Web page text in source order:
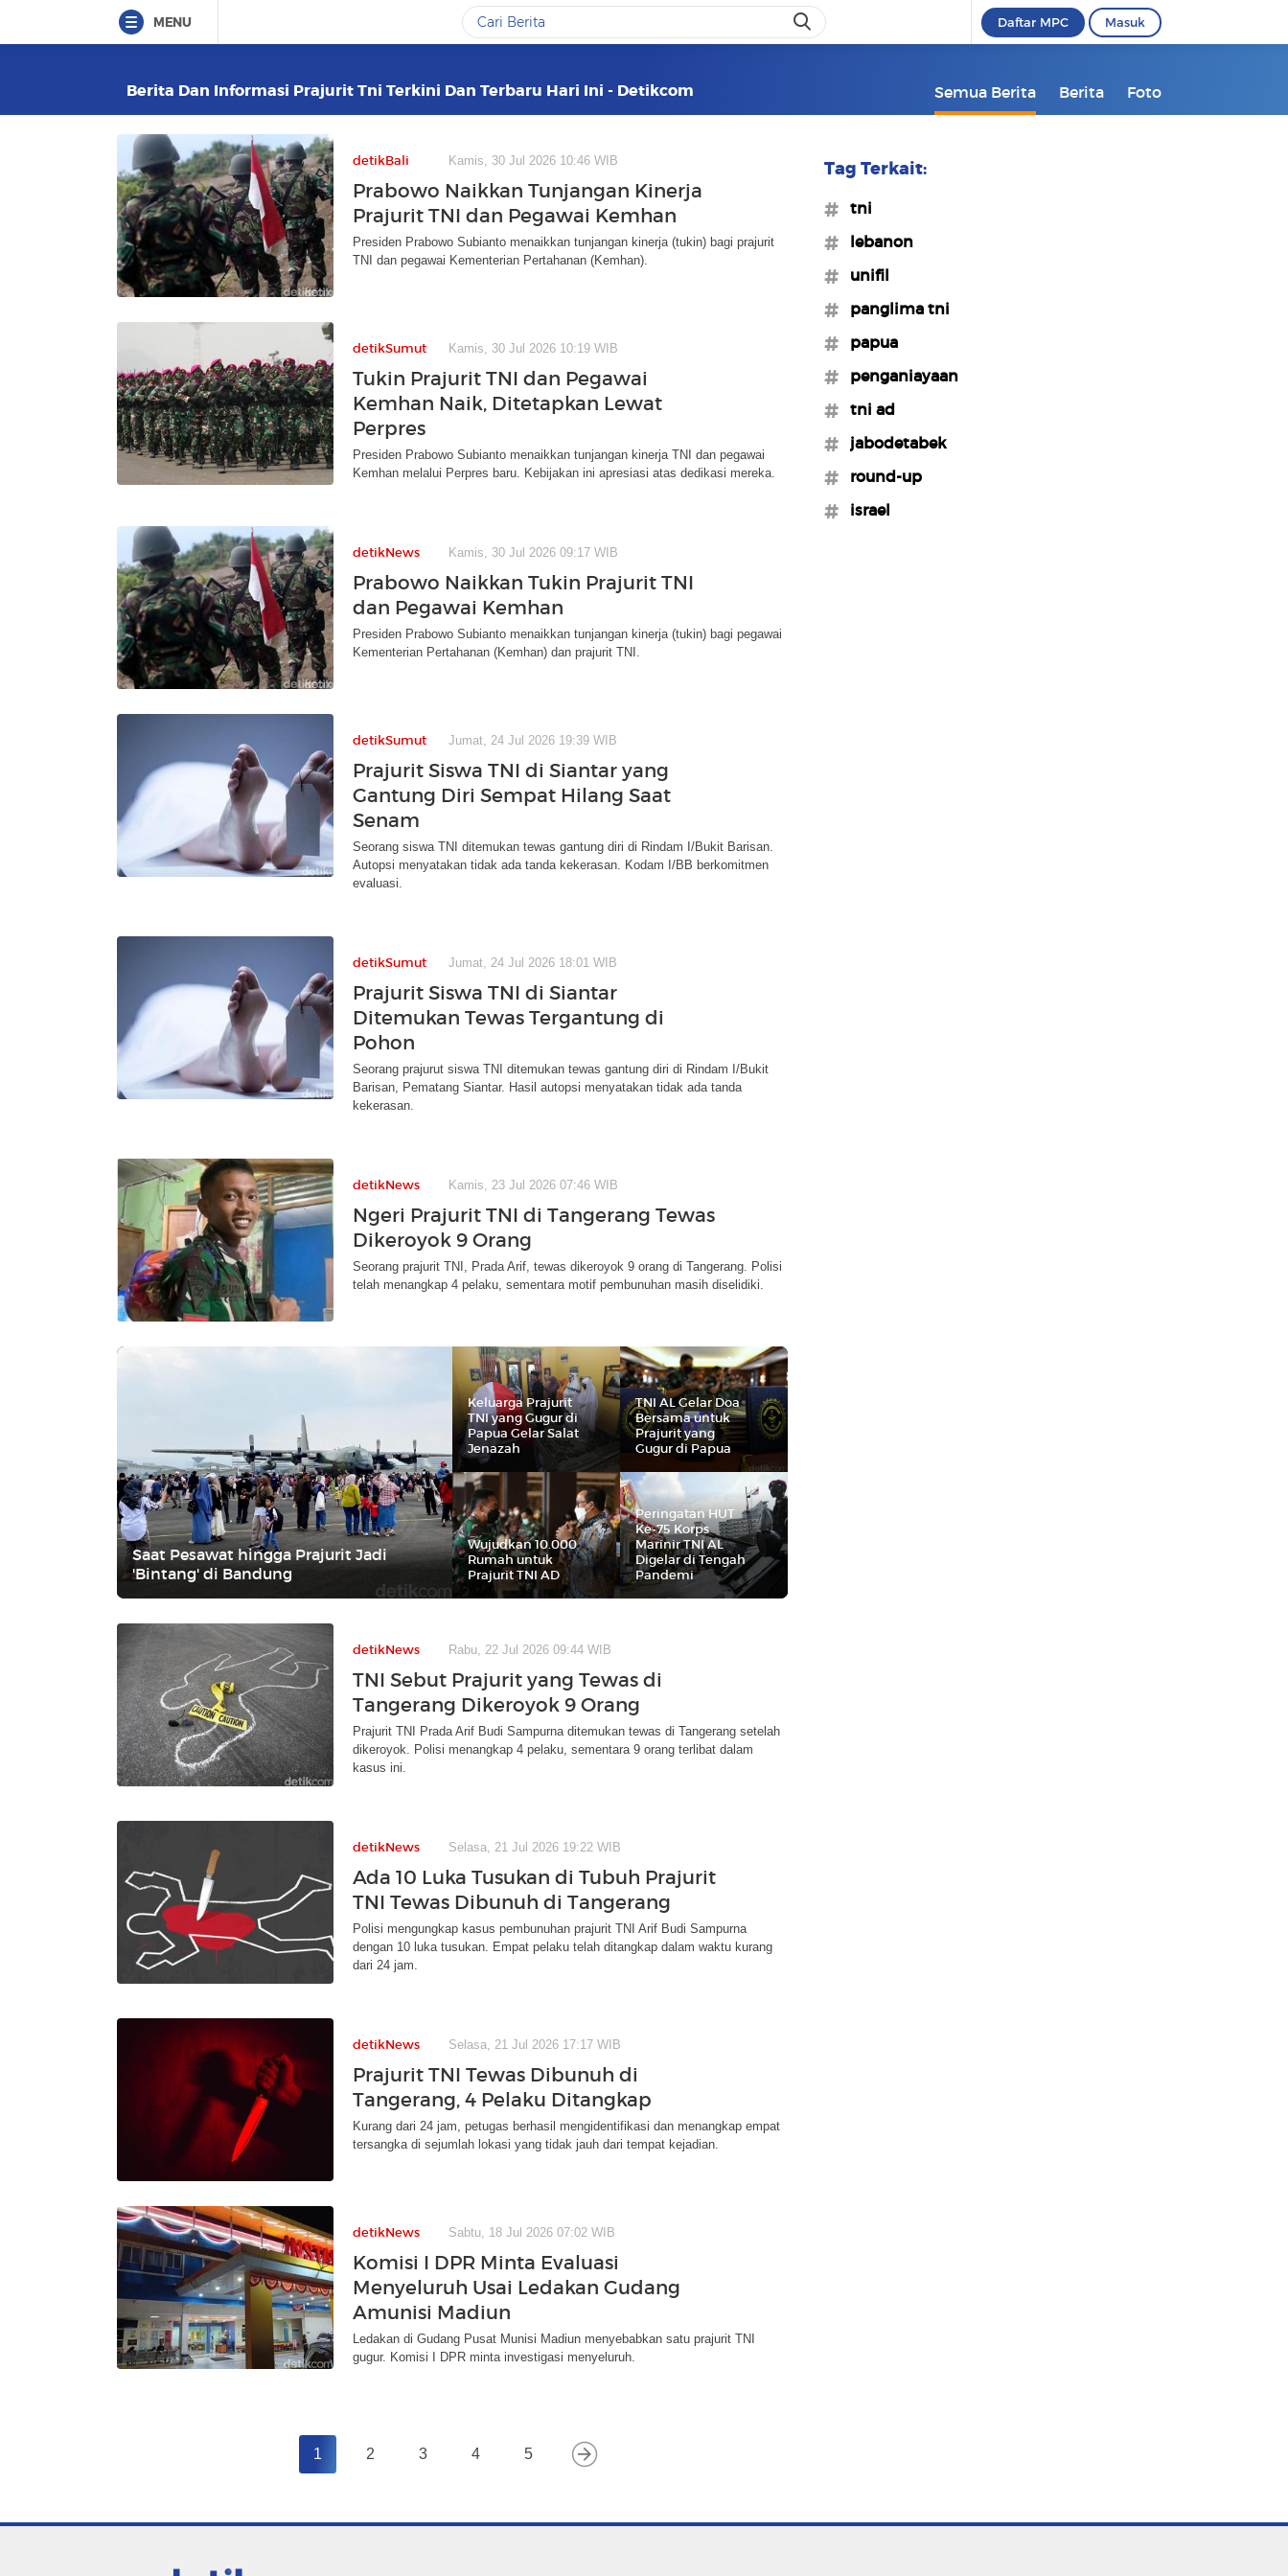
MENU Daftar MPC Masuk
Berita Dan Informasi Prajurit Tni Terkini Dan Terbaru Hari Ini - Detikcom Semua Berita Berita Foto
detikBali Kamis, 30 Jul 2026 10:46 WIB
Prabowo Naikkan Tunjangan Kinerja
Prajurit TNI dan Pegawai Kemhan
Presiden Prabowo Subianto menaikkan tunjangan kinerja (tukin) bagi prajurit
TNI dan pegawai Kementerian Pertahanan (Kemhan).
detikSumut Kamis, 30 Jul 2026 10:19 WIB
Tukin Prajurit TNI dan Pegawai
Kemhan Naik, Ditetapkan Lewat
Perpres
Presiden Prabowo Subianto menaikkan tunjangan kinerja TNI dan pegawai
Kemhan melalui Perpres baru. Kebijakan ini apresiasi atas dedikasi mereka.
detikNews Kamis, 30 Jul 2026 09:17 WIB
Prabowo Naikkan Tukin Prajurit TNI
dan Pegawai Kemhan
Presiden Prabowo Subianto menaikkan tunjangan kinerja (tukin) bagi pegawai
Kementerian Pertahanan (Kemhan) dan prajurit TNI.
detikSumut Jumat, 24 Jul 2026 19:39 WIB
Prajurit Siswa TNI di Siantar yang
Gantung Diri Sempat Hilang Saat
Senam
Seorang siswa TNI ditemukan tewas gantung diri di Rindam I/Bukit Barisan.
Autopsi menyatakan tidak ada tanda kekerasan. Kodam I/BB berkomitmen
evaluasi.
detikSumut Jumat, 24 Jul 2026 18:01 WIB
Prajurit Siswa TNI di Siantar
Ditemukan Tewas Tergantung di
Pohon
Seorang prajurut siswa TNI ditemukan tewas gantung diri di Rindam I/Bukit
Barisan, Pematang Siantar. Hasil autopsi menyatakan tidak ada tanda
kekerasan.
detikNews Kamis, 23 Jul 2026 07:46 WIB
Ngeri Prajurit TNI di Tangerang Tewas
Dikeroyok 9 Orang
Seorang prajurit TNI, Prada Arif, tewas dikeroyok 9 orang di Tangerang. Polisi
telah menangkap 4 pelaku, sementara motif pembunuhan masih diselidiki.
Saat Pesawat hingga Prajurit Jadi
'Bintang' di Bandung
Keluarga Prajurit
TNI yang Gugur di
Papua Gelar Salat
Jenazah
TNI AL Gelar Doa
Bersama untuk
Prajurit yang
Gugur di Papua
Wujudkan 10.000
Rumah untuk
Prajurit TNI AD
Peringatan HUT
Ke-75 Korps
Marinir TNI AL
Digelar di Tengah
Pandemi
detikNews Rabu, 22 Jul 2026 09:44 WIB
TNI Sebut Prajurit yang Tewas di
Tangerang Dikeroyok 9 Orang
Prajurit TNI Prada Arif Budi Sampurna ditemukan tewas di Tangerang setelah
dikeroyok. Polisi menangkap 4 pelaku, sementara 9 orang terlibat dalam
kasus ini.
detikNews Selasa, 21 Jul 2026 19:22 WIB
Ada 10 Luka Tusukan di Tubuh Prajurit
TNI Tewas Dibunuh di Tangerang
Polisi mengungkap kasus pembunuhan prajurit TNI Arif Budi Sampurna
dengan 10 luka tusukan. Empat pelaku telah ditangkap dalam waktu kurang
dari 24 jam.
detikNews Selasa, 21 Jul 2026 17:17 WIB
Prajurit TNI Tewas Dibunuh di
Tangerang, 4 Pelaku Ditangkap
Kurang dari 24 jam, petugas berhasil mengidentifikasi dan menangkap empat
tersangka di sejumlah lokasi yang tidak jauh dari tempat kejadian.
detikNews Sabtu, 18 Jul 2026 07:02 WIB
Komisi I DPR Minta Evaluasi
Menyeluruh Usai Ledakan Gudang
Amunisi Madiun
Ledakan di Gudang Pusat Munisi Madiun menyebabkan satu prajurit TNI
gugur. Komisi I DPR minta investigasi menyeluruh.
1 2 3 4 5
Tag Terkait:
#tni
#lebanon
#unifil
#panglima tni
#papua
#penganiayaan
#tni ad
#jabodetabek
#round-up
#israel